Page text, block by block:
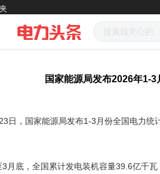
国家能源局发布2026年1-
，国家能源局发布1-3月份全国电力统
底，全国累计发电装机容量39.6亿千瓦